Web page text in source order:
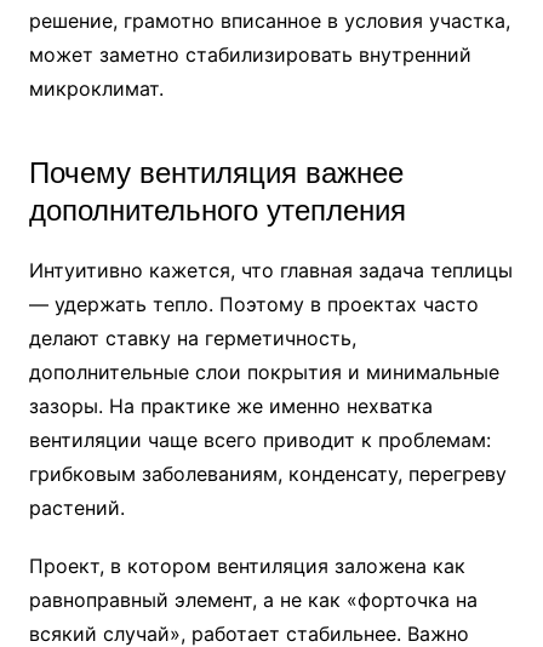
решение, грамотно вписанное в условия участка,
может заметно стабилизировать внутренний
микроклимат.
Почему вентиляция важнее
дополнительного утепления
Интуитивно кажется, что главная задача теплицы
— удержать тепло. Поэтому в проектах часто
делают ставку на герметичность,
дополнительные слои покрытия и минимальные
зазоры. На практике же именно нехватка
вентиляции чаще всего приводит к проблемам:
грибковым заболеваниям, конденсату, перегреву
растений.
Проект, в котором вентиляция заложена как
равноправный элемент, а не как «форточка на
всякий случай», работает стабильнее. Важно